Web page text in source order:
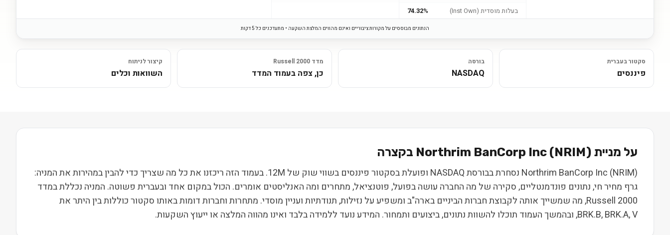
בעלות מוסדית (Inst Own)
74.32%
הנתונים מבוססים על מקורות ציבוריים ואינם מהווים המלצת השקעה • מתעדכנים כל 5 דקות
סקטור בעברית
פיננסים
בורסה
NASDAQ
מדד Russell 2000
כן, צפה בעמוד המדד
קיצור לניתוח
השוואות וכלים
על מניית Northrim BanCorp Inc (NRIM) בקצרה
Northrim BanCorp Inc (NRIM) נסחרת בבורסת NASDAQ ופועלת בסקטור פיננסים בשווי שוק של 12M. בעמוד הזה ריכזנו את כל מה שצריך כדי להבין במהירות את המניה:
גרף מחיר חי, נתונים פונדמנטליים, סקירה של מה החברה עושה בפועל, פוטנציאל, מתחרים ומה האנליסטים אומרים. הכול במקום אחד ובעברית פשוטה. המניה נכללת במדד
Russell 2000, מה שמשייך אותה לקבוצת חברות הביניים בארה"ב ומשפיע על נזילות, תנודתיות ועניין מוסדי. מתחרות וחברות דומות באותו סקטור כוללות בין היתר את
BRK.B, BRK.A, V, ובהמשך העמוד תוכלו להשוות נתונים, ביצועים ותמחור. המידע נועד ללמידה בלבד ואינו מהווה המלצה או ייעוץ השקעות.